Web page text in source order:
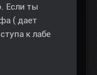
Если ты
( дает
к лабе